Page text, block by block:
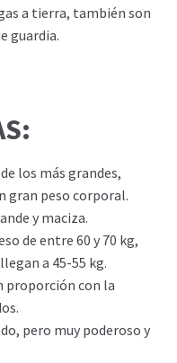
a tierra, también son
guardia.
los más grandes,
gran peso corporal.
y maciza.
de entre 60 y 70 kg,
a 45-55 kg.
proporción con la
pero muy poderoso y